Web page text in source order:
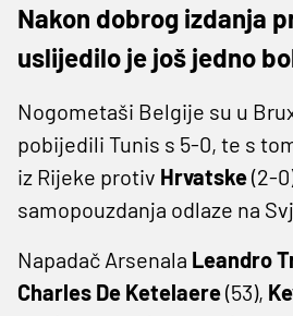
Nakon dobrog izdanja
uslijedilo je još jedno
Nogometaši Belgije su u
pobijedili Tunis s 5-0, te s
iz Rijeke protiv Hrvatske(2-
samopouzdanja odlaze na
Napadač Arsenala Leandro
Charles De Ketelaere(53),